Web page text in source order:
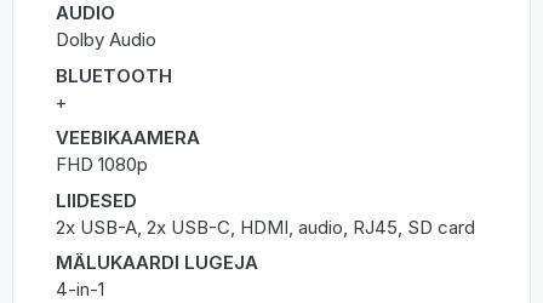
AUDIO
Dolby Audio
BLUETOOTH
+
VEEBIKAAMERA
FHD 1080p
LIIDESED
2x USB-A, 2x USB-C, HDMI, audio, RJ45, SD card
MÄLUKAARDI LUGEJA
4-in-1